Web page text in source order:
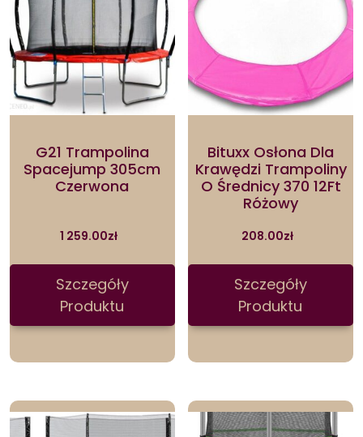
G21 Trampolina
Spacejump 305cm
Czerwona
1 259.00zł
Szczegóły
Produktu
Bituxx Osłona Dla
Krawędzi Trampoliny
O Średnicy 370 12Ft
Różowy
208.00zł
Szczegóły
Produktu